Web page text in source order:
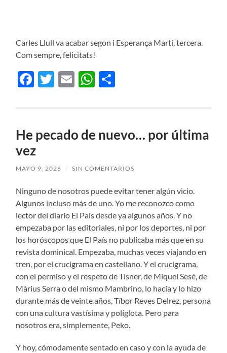
Carles Llull va acabar segon i Esperança Martí, tercera.
Com sempre, felicitats!
Facebook
Twitter
EmailWhatsApp
He pecado de nuevo… por última
vez
MAYO 9, 2026 / SIN COMENTARIOS
Ninguno de nosotros puede evitar tener algún vicio.
Algunos incluso más de uno. Yo me reconozco como
lector del diario El País desde ya algunos años. Y no
empezaba por las editoriales, ni por los deportes, ni por
los horóscopos que El País no publicaba más que en su
revista dominical. Empezaba, muchas veces viajando en
tren, por el crucigrama en castellano. Y el crucigrama,
con el permiso y el respeto de Tísner, de Miquel Sesé, de
Màrius Serra o del mismo Mambrino, lo hacía y lo hizo
durante más de veinte años, Tíbor Reves Delrez, persona
con una cultura vastísima y políglota. Pero para
nosotros era, simplemente, Peko.
Y hoy, cómodamente sentado en caso y con la ayuda de